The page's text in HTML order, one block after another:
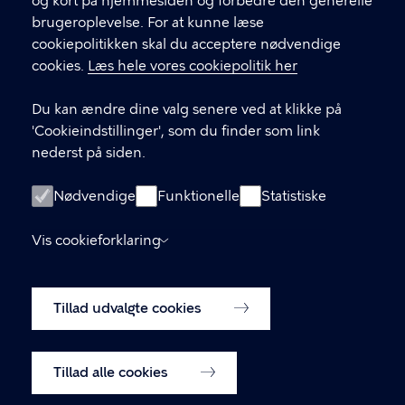
brugeroplevelse. For at kunne læse
cookiepolitikken skal du acceptere nødvendige
cookies. Læs hele vores cookiepolitik her
Du kan ændre dine valg senere ved at klikke på
'Cookieindstillinger', som du finder som link
nederst på siden.
Nødvendige Funktionelle Statistiske
Vis cookieforklaring
Tillad udvalgte cookies
Tillad alle cookies
GENVEJE
Digital Post
Databeskyttelse
Tilgængelighedserklæring
Om hjemmesiden
Cookiepolitik